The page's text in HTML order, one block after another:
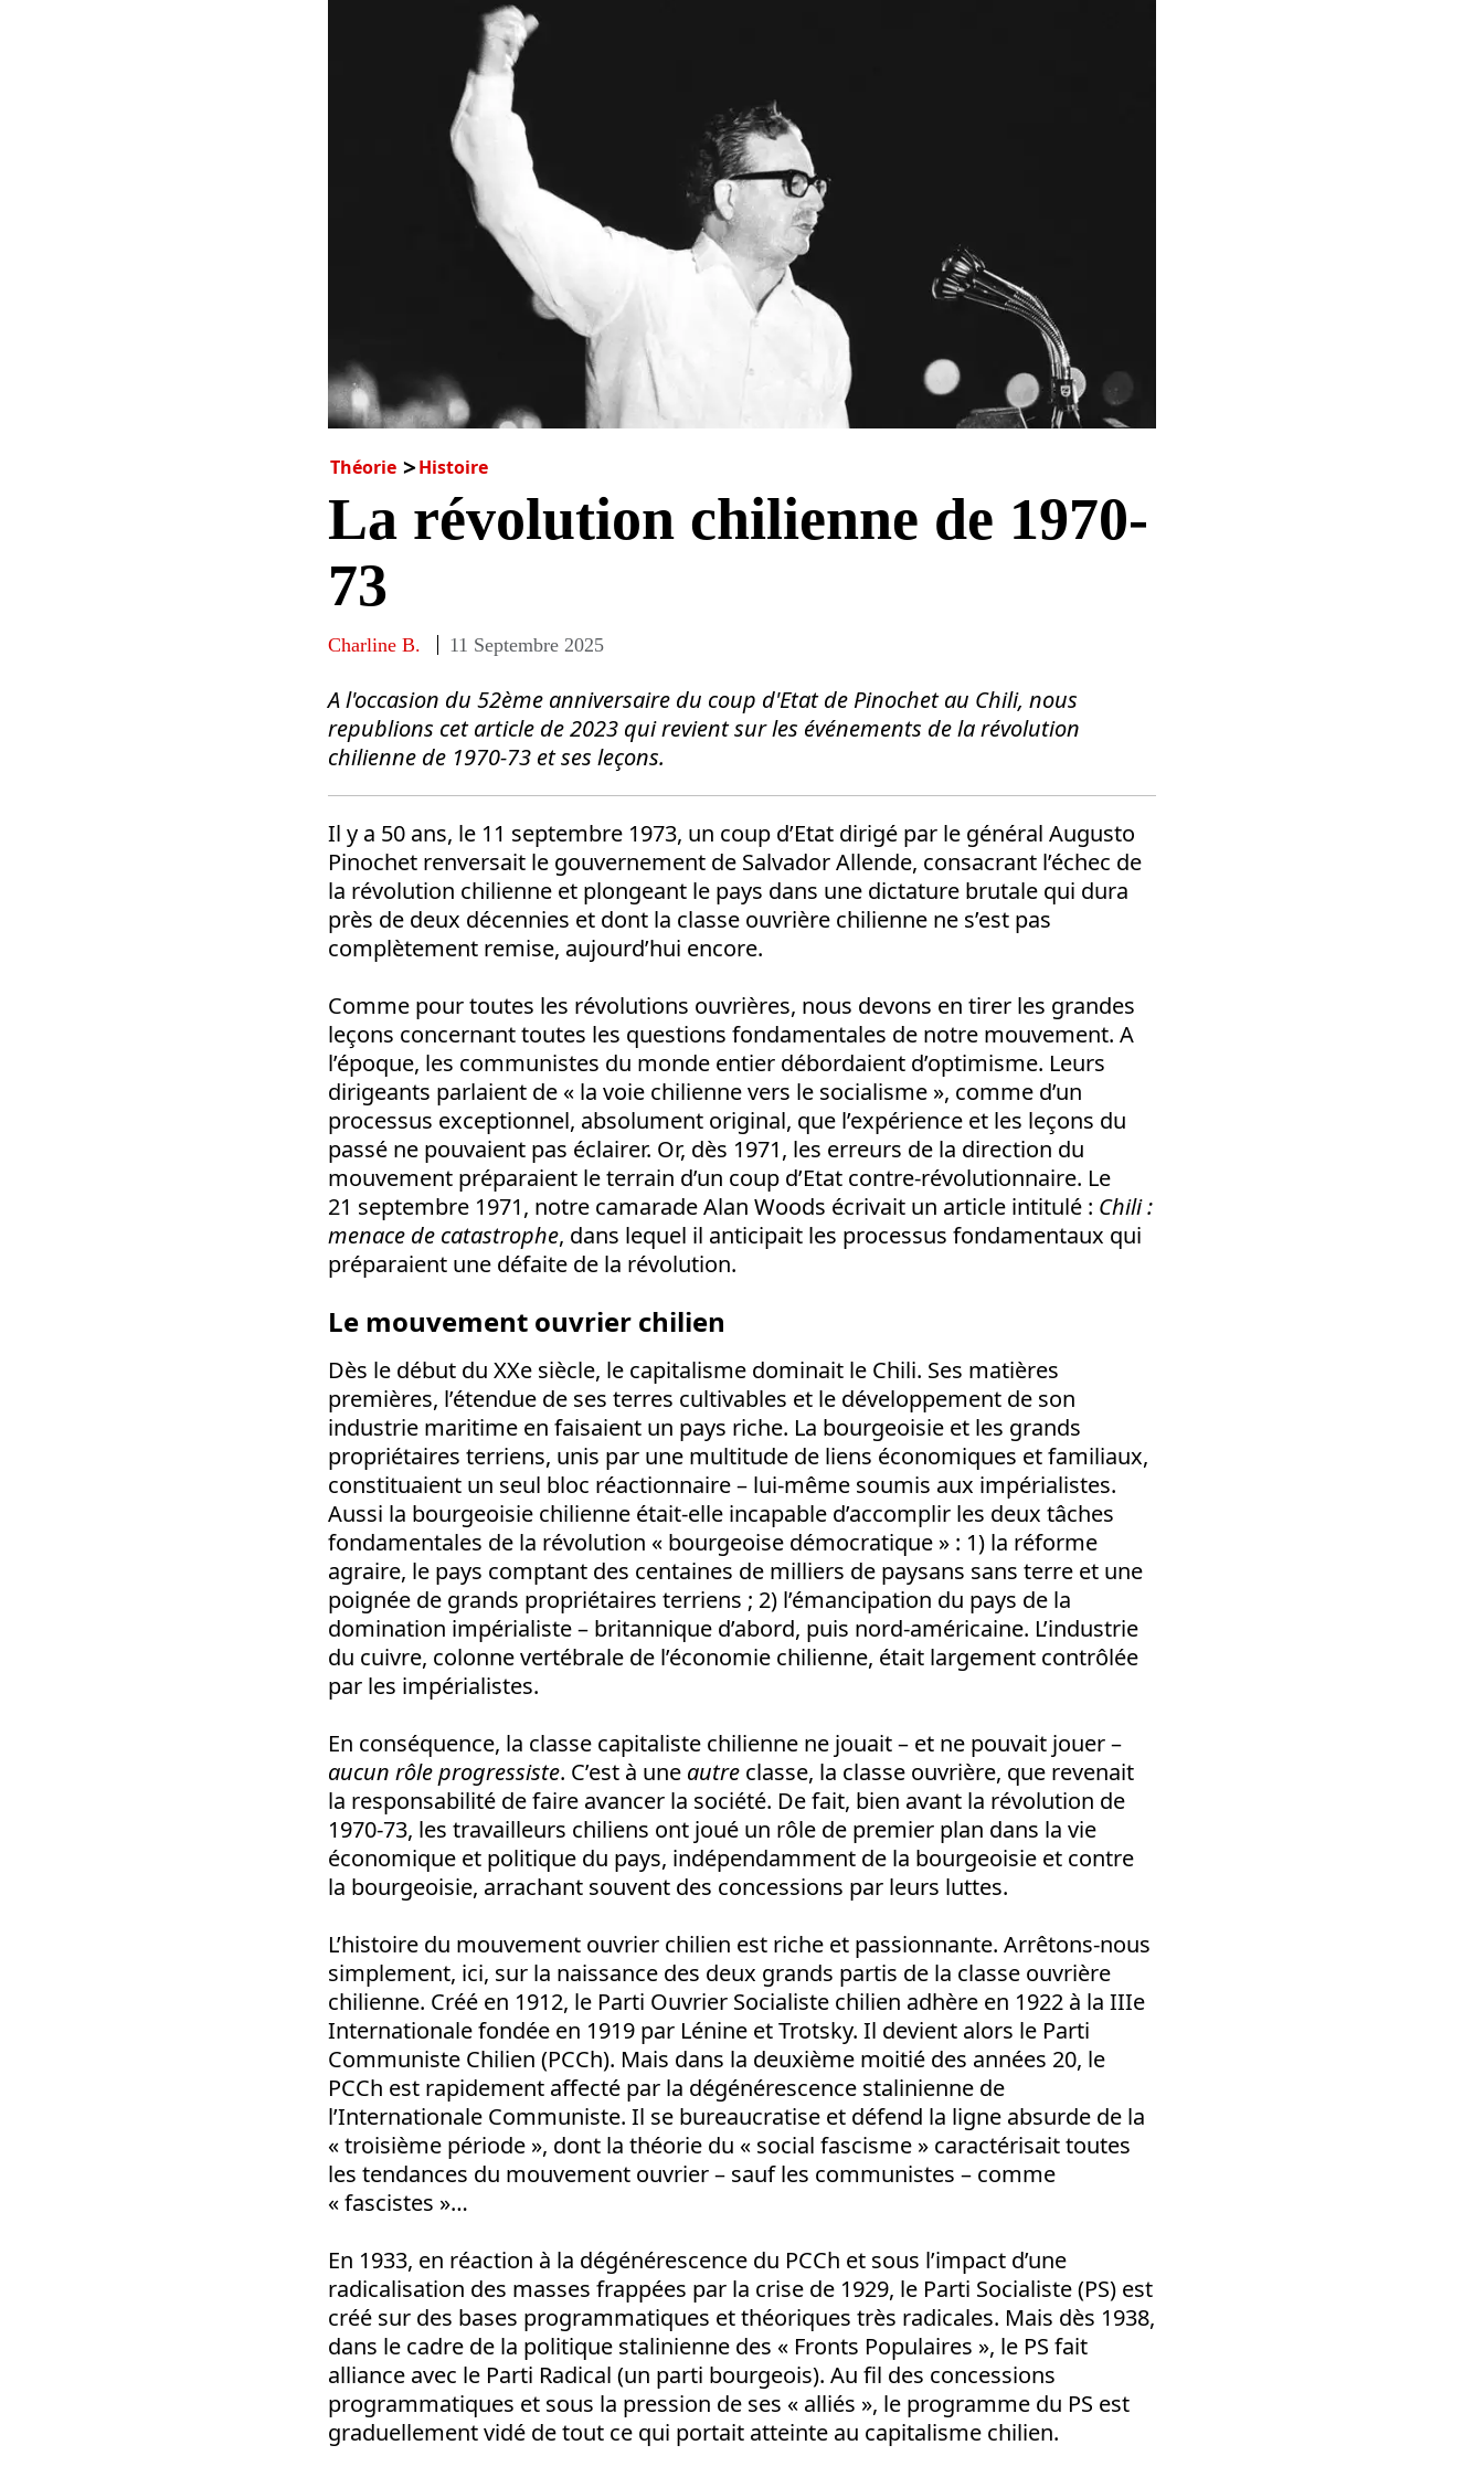
Théorie Histoire
La révolution chilienne de 1970-
73
Charline B. 11 Septembre 2025
Al'occasion du 52ème anniversaire du coup d'Etat de Pinochet au Chili, nous
republions cet article de 2023 qui revient sur les événements de la révolution
chilienne de 1970-73 et ses leçons.
Il y a 50 ans, le 11 septembre 1973, un coup d’Etat dirigé par le général Augusto
Pinochet renversait le gouvernement de Salvador Allende, consacrant l’échec de
la révolution chilienne et plongeant le pays dans une dictature brutale qui dura
près de deux décennies et dont la classe ouvrière chilienne ne s’est pas
complètement remise, aujourd’hui encore.
Comme pour toutes les révolutions ouvrières, nous devons en tirer les grandes
leçons concernant toutes les questions fondamentales de notre mouvement. A
l’époque, les communistes du monde entier débordaient d’optimisme. Leurs
dirigeants parlaient de « la voie chilienne vers le socialisme », comme d’un
processus exceptionnel, absolument original, que l’expérience et les leçons du
passé ne pouvaient pas éclairer. Or, dès 1971, les erreurs de la direction du
mouvement préparaient le terrain d’un coup d’Etat contre-révolutionnaire. Le
21 septembre 1971, notre camarade Alan Woods écrivait un article intitulé : Chili :
menace de catastrophe, dans lequel il anticipait les processus fondamentaux qui
préparaient une défaite de la révolution.
Le mouvement ouvrier chilien
Dès le début du XXe siècle, le capitalisme dominait le Chili. Ses matières
premières, l’étendue de ses terres cultivables et le développement de son
industrie maritime en faisaient un pays riche. La bourgeoisie et les grands
propriétaires terriens, unis par une multitude de liens économiques et familiaux,
constituaient un seul bloc réactionnaire – lui-même soumis aux impérialistes.
Aussi la bourgeoisie chilienne était-elle incapable d’accomplir les deux tâches
fondamentales de la révolution « bourgeoise démocratique » : 1) la réforme
agraire, le pays comptant des centaines de milliers de paysans sans terre et une
poignée de grands propriétaires terriens ; 2) l’émancipation du pays de la
domination impérialiste – britannique d’abord, puis nord-américaine. L’industrie
du cuivre, colonne vertébrale de l’économie chilienne, était largement contrôlée
par les impérialistes.
En conséquence, la classe capitaliste chilienne ne jouait – et ne pouvait jouer –
aucun rôle progressiste. C’est à une autre classe, la classe ouvrière, que revenait
la responsabilité de faire avancer la société. De fait, bien avant la révolution de
1970-73, les travailleurs chiliens ont joué un rôle de premier plan dans la vie
économique et politique du pays, indépendamment de la bourgeoisie et contre
la bourgeoisie, arrachant souvent des concessions par leurs luttes.
L’histoire du mouvement ouvrier chilien est riche et passionnante. Arrêtons-nous
simplement, ici, sur la naissance des deux grands partis de la classe ouvrière
chilienne. Créé en 1912, le Parti Ouvrier Socialiste chilien adhère en 1922 à la IIIe
Internationale fondée en 1919 par Lénine et Trotsky. Il devient alors le Parti
Communiste Chilien (PCCh). Mais dans la deuxième moitié des années 20, le
PCCh est rapidement affecté par la dégénérescence stalinienne de
l’Internationale Communiste. Il se bureaucratise et défend la ligne absurde de la
« troisième période », dont la théorie du « social fascisme » caractérisait toutes
les tendances du mouvement ouvrier – sauf les communistes – comme
« fascistes »…
En 1933, en réaction à la dégénérescence du PCCh et sous l’impact d’une
radicalisation des masses frappées par la crise de 1929, le Parti Socialiste (PS) est
créé sur des bases programmatiques et théoriques très radicales. Mais dès 1938,
dans le cadre de la politique stalinienne des « Fronts Populaires », le PS fait
alliance avec le Parti Radical (un parti bourgeois). Au fil des concessions
programmatiques et sous la pression de ses « alliés », le programme du PS est
graduellement vidé de tout ce qui portait atteinte au capitalisme chilien.